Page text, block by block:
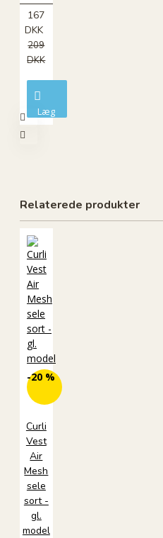
167
DKK
209
DKK
Læg
i
Relaterede produkter
-20 %
Curli
Vest
Air
Mesh
sele
sort -
gl.
model